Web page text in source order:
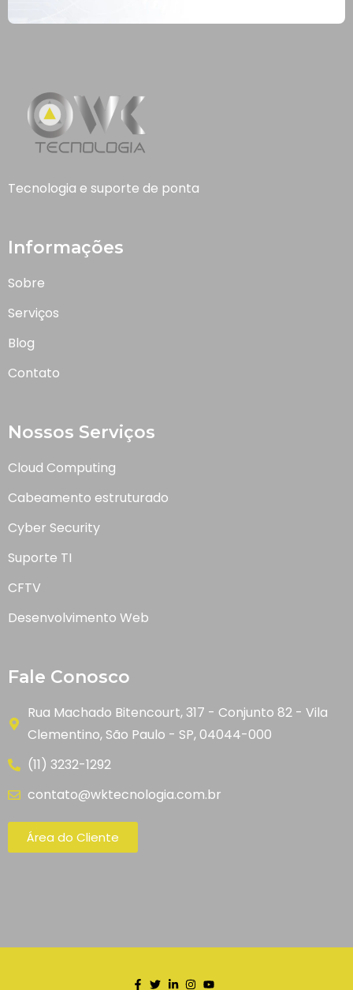
Tecnologia e suporte de ponta
Informações
Sobre
Serviços
Blog
Contato
Nossos Serviços
Cloud Computing
Cabeamento estruturado
Cyber Security
Suporte TI
CFTV
Desenvolvimento Web
Fale Conosco
Rua Machado Bitencourt, 317 - Conjunto 82 - Vila
Clementino, São Paulo - SP, 04044-000
(11) 3232-1292
contato@wktecnologia.com.br
Área do Cliente